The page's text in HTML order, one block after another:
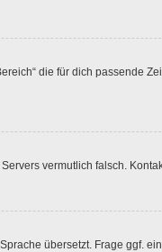
die für dich passende
vermutlich falsch.
übersetzt. Frage ggf.